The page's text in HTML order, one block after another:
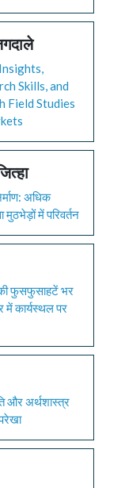
Skills, and
Field Studies
अधिक
में परिवर्तन
की फुसफुसाहटें भर
में कार्यस्थल पर
और अर्थशास्त्र